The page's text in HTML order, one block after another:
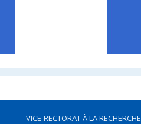
VICE-RECTORAT À LA RECHERCHE